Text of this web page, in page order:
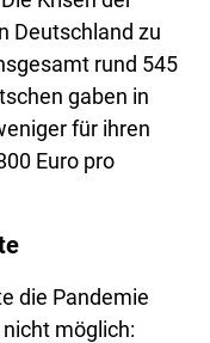
Deutschland zu
rund 545
gaben in
für ihren
Euro pro
die Pandemie
möglich: